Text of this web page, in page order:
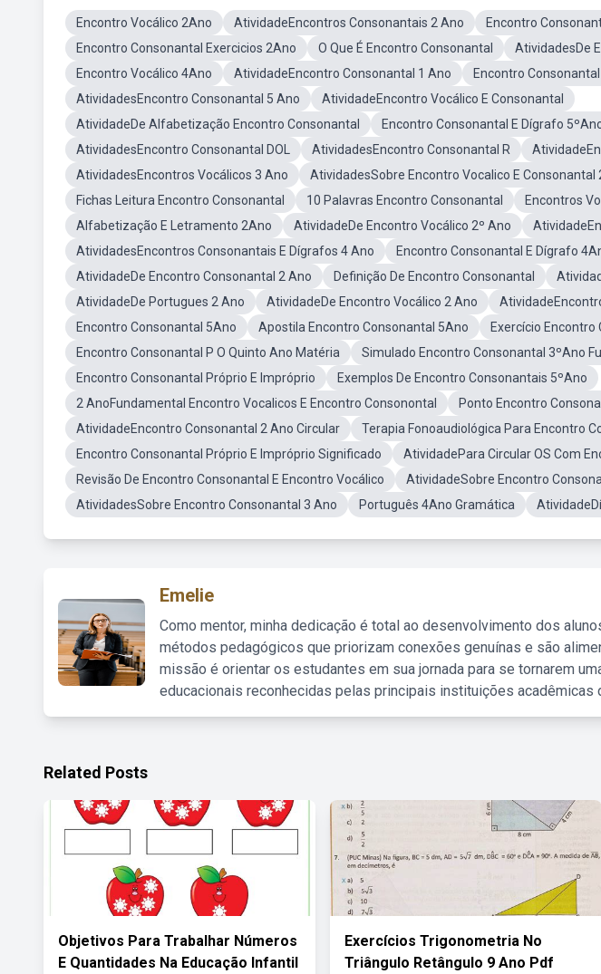
Encontro Vocálico 2Ano AtividadeEncontros Consonantais 2 Ano
Encontro
Encontro Consonantal Exercicios 2Ano
O Que É Encontro Consonantal
AtividadesDe
Encontro Vocálico 4Ano
AtividadeEncontro Consonantal 1 Ano
Encontro
AtividadesEncontro Consonantal 5 Ano
AtividadeEncontro Vocálico E Consonantal
AtividadeDe Alfabetização Encontro Consonantal
Encontro Consonantal E Dígrafo
AtividadesEncontro Consonantal DOL
AtividadesEncontro Consonantal R
AtividadesEncontros Vocálicos 3 Ano
AtividadesSobre Encontro Vocalico E Consonantal
Fichas Leitura Encontro Consonantal
10 Palavras Encontro Consonantal
Encontros
Alfabetização E Letramento 2Ano
AtividadeDe Encontro Vocálico 2º Ano
AtividadesEncontros Consonantais E Dígrafos 4 Ano
Encontro Consonantal E Dígrafo
AtividadeDe Encontro Consonantal 2 Ano
Definição De Encontro Consonantal
AtividadeDe Portugues 2 Ano
AtividadeDe Encontro Vocálico 2 Ano
Encontro Consonantal 5Ano
Apostila Encontro Consonantal 5Ano
Exercício
Encontro Consonantal P O Quinto Ano Matéria
Simulado Encontro Consonantal 3ºAno
Encontro Consonantal Próprio E Impróprio
Exemplos De Encontro Consonantais 5ºAno
2 AnoFundamental Encontro Vocalicos E Encontro Consonontal
Ponto Encontro
AtividadeEncontro Consonantal 2 Ano Circular
Terapia Fonoaudiológica Para Encontro
Encontro Consonantal Próprio E Impróprio Significado
AtividadePara Circular OS Com
Revisão De Encontro Consonantal E Encontro Vocálico
AtividadeSobre Encontro
AtividadesSobre Encontro Consonantal 3 Ano
Português 4Ano Gramática
Emelie
Como mentor, minha dedicação é total ao desenvolvimento dos
métodos pedagógicos que priorizam conexões genuínas e são
missão é orientar os estudantes em sua jornada para se tornarem
educacionais reconhecidas pelas principais instituições acadêmicas
Related Posts
Objetivos Para Trabalhar Números
E Quantidades Na Educação Infantil
Exercícios Trigonometria No
Triângulo Retângulo 9 Ano Pdf